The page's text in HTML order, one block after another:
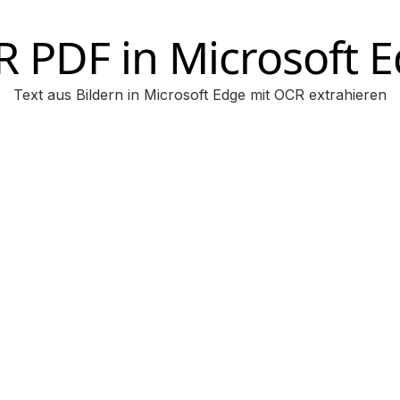
PDF in Microsoft
Text aus Bildern in Microsoft Edge mit OCR extrahieren